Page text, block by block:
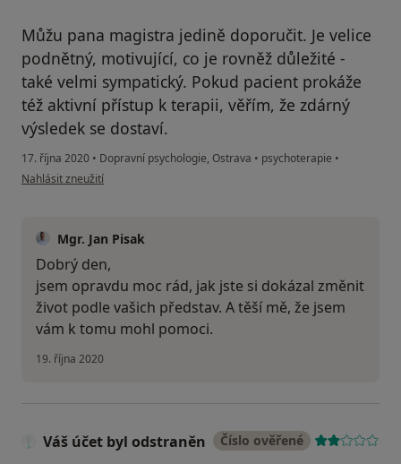
Můžu pana magistra jedině doporučit. Je velice
podnětný, motivující, co je rovněž důležité -
také velmi sympatický. Pokud pacient prokáže
též aktivní přístup k terapii, věřím, že zdárný
výsledek se dostaví.
17. října 2020 • Dopravní psychologie, Ostrava • psychoterapie •
podle názoru uživatele Vojtěch
Nahlásit zneužití
Mgr. Jan Pisak
Dobrý den,
jsem opravdu moc rád, jak jste si dokázal změnit
život podle vašich představ. A těší mě, že jsem
vám k tomu mohl pomoci.
19. října 2020
Váš účet byl odstraněn Číslo ověřené